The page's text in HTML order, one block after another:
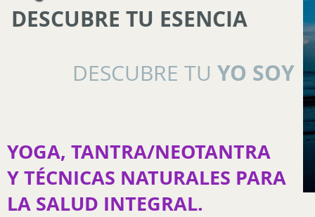
DESCUBRE TU ESENCIA
DESCUBRE TU YO SOY
YOGA, TANTRA/NEOTANTRA
Y TÉCNICAS NATURALES PARA
LA SALUD INTEGRAL.